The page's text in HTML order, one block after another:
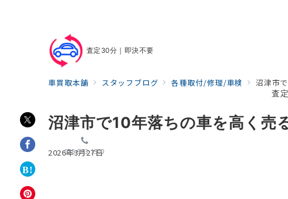
査定30分｜即決不要
査
055-963-1500
車買取本舗 スタッフブログ 各種取付/修理/車検 沼津市
沼津市で10年落ちの車を高く売
2026年3月27日